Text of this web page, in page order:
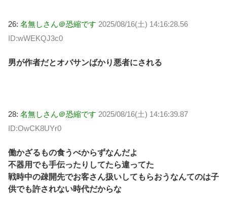
26: 名無しさん＠恐縮です 2025/08/16(土) 14:16:28.56
ID:wWEKQJ3c0
男が作者だとオバサンばかり悪者にされる
28: 名無しさん＠恐縮です 2025/08/16(土) 14:16:39.87
ID:OwCK8UYr0
働かざるもの食うべからずなんだよ
不器用でも手伝ったりしてたら違ってた
戦時中の疎開先でお客さん扱いしてもらおうなんてのは子
供でも許されない時代だからな